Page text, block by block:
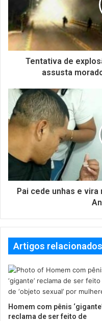
Tentativa de
assusta
Pai cede unhas e
Artigos relacionados
Homem com pênis
reclama de ser feito de